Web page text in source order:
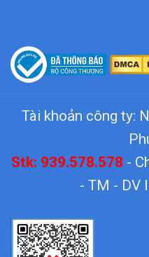
Tài khoản công ty:
Stk: 939.578.578 -
- TM - DV